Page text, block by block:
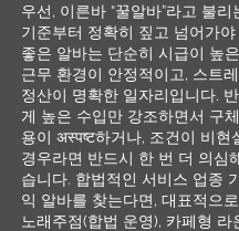
우선, 이른바 “꿀알바”라고 불리
기준부터 정확히 짚고 넘어가
좋은 알바는 단순히 시급이 높
근무 환경이 안정적이고, 스트
정산이 명확한 일자리입니다.
게 높은 수입만 강조하면서 구
용이 अस्पष्ट하거나, 조건이 비현
경우라면 반드시 한 번 더 의심
습니다. 합법적인 서비스 업종
익 알바를 찾는다면, 대표적으
노래주점(합법 운영), 카페형 라